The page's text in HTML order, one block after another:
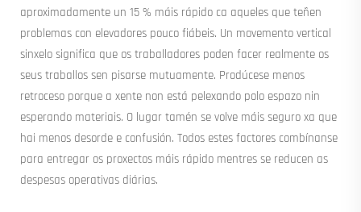
aproximadamente un 15 % máis rápido ca aqueles que teñen
problemas con elevadores pouco fiábeis. Un movemento vertical
sinxelo significa que os traballadores poden facer realmente os
seus traballos sen pisarse mutuamente. Prodúcese menos
retroceso porque a xente non está pelexando polo espazo nin
esperando materiais. O lugar tamén se volve máis seguro xa que
hai menos desorde e confusión. Todos estes factores combínanse
para entregar os proxectos máis rápido mentres se reducen as
despesas operativas diárias.